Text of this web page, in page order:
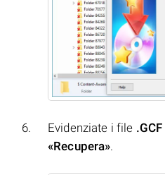
Evidenziate i file .GCF
«Recupera».